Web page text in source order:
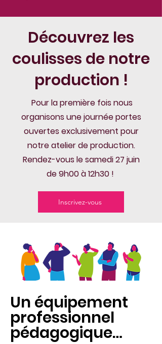
Découvrez les
coulisses de notre
production !
Pour la première fois nous
organisons une journée portes
ouvertes exclusivement pour
notre atelier de production.
Rendez-vous le samedi 27 juin
de 9h00 à 12h30 !
Inscrivez-vous
Un équipement
professionnel
pédagogique…